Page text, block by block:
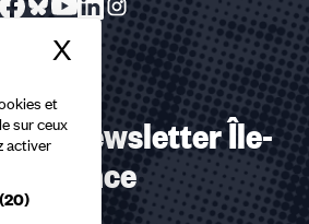
et
sur ceux
activer
(20)
X Masquer le
à la Newsletter Île-
de-France